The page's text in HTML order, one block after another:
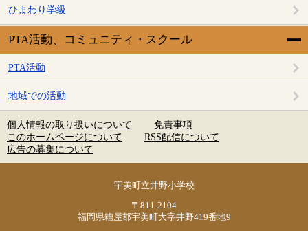
ひまわり学級
PTA活動、コミュニティ・スクール
PTA活動
地域での活動
個人情報の取り扱いについて
免責事項
このホームページについて
RSS配信について
広告の募集について
宇美町立井野小学校
〒811-2104
福岡県糟屋郡宇美町大字井野419番地9